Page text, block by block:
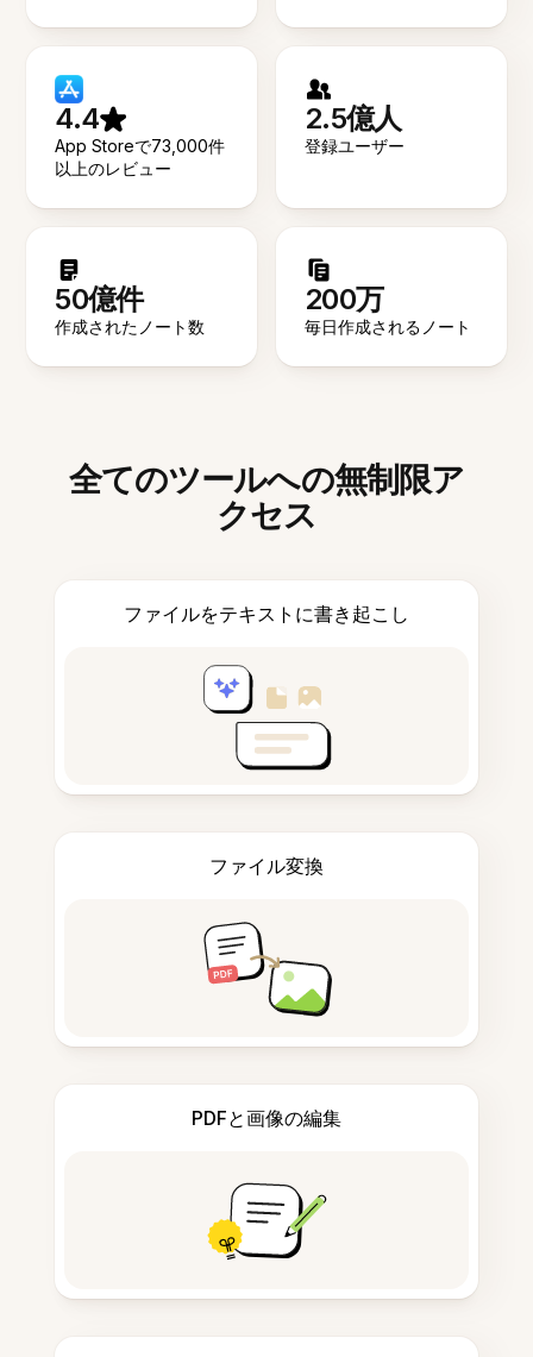
4.4
App Storeで73,000件
以上のレビュー
2.5億人
登録ユーザー
50億件
作成されたノート数
200万
毎日作成されるノート
全てのツールへの無制限ア
クセス
ファイルをテキストに書き起こし
ファイル変換
PDFと画像の編集